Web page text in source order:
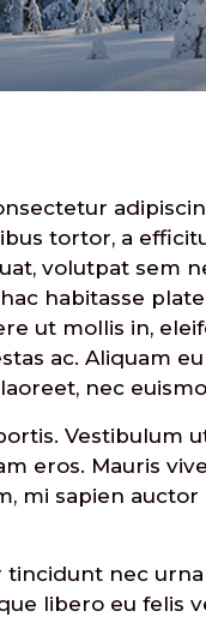
tortor, a
volutpat sem
habitasse
ut mollis in,
ac. Aliquam
nec
Vestibulum
eros. Mauris
mi sapien
tincidunt nec
libero eu felis